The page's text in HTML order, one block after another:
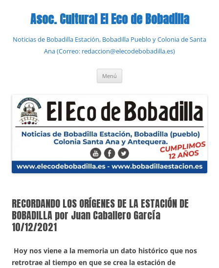
contenidoAsoc. Cultural El Eco de Bobadilla
Noticias de Bobadilla Estación, Bobadilla Pueblo y Colonia de Santa
Ana (Correo: redaccion@elecodebobadilla.es)
Menú
RECORDANDO LOS ORÍGENES DE LA ESTACIÓN DE
BOBADILLA por Juan Caballero García
10/12/2021
Hoy nos viene a la memoria un dato histórico que nos
retrotrae al tiempo en que se crea la estación de